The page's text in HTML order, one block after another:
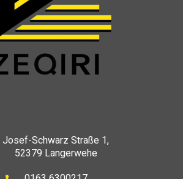
Josef-Schwarz Straße 1,
52379 Langerwehe